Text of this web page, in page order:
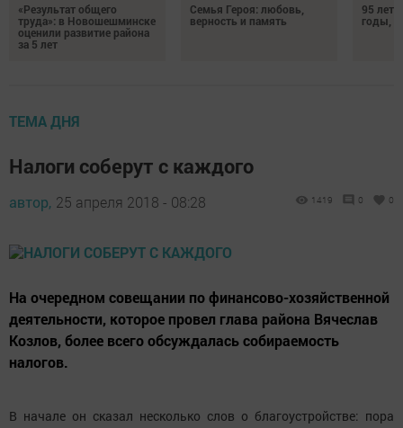
«Результат общего
труда»: в Новошешминске
оценили развитие района
за 5 лет
Семья Героя: любовь,
верность и память
95 лет
годы,
ТЕМА ДНЯ
Налоги соберут с каждого
автор, 25 апреля 2018 - 08:28 1419 0 0
На очередном совещании по финансово-хозяйственной
деятельности, которое провел глава района Вячеслав
Козлов, более всего обсуждалась собираемость
налогов.
В начале он сказал несколько слов о благоустройстве: пора